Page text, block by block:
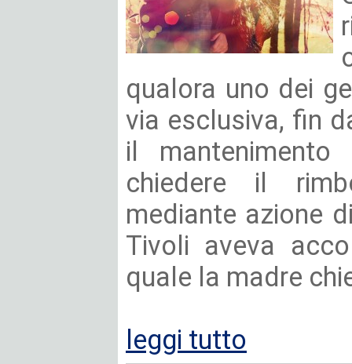
qualora uno dei
via esclusiva, fin
il
chiedere il
mediante azione
Tivoli aveva
quale la madre
leggi tutto